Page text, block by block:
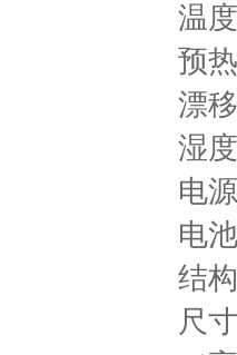
温
预
漂
湿
电
电
结
尺